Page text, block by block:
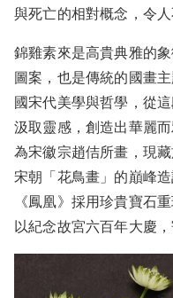
與死亡的相對概念，令人
錦雞素來是高貴典雅的
圖案，也是傳統的國畫
國宋代美學與哲學，從
汲取靈感，創造出華麗
為宋徽宗趙佶所畫，現
宋朝「花鳥畫」的巔峰
《鳳凰》採用珍貴寶石
以紀念故宮六百年大慶